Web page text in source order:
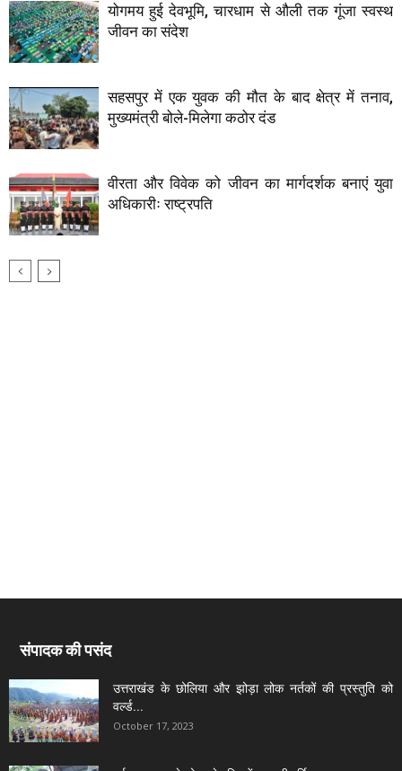
योगमय हुई देवभूमि, चारधाम से औली तक गूंजा स्वस्थ
जीवन का संदेश
सहसपुर में एक युवक की मौत के बाद क्षेत्र में तनाव,
मुख्यमंत्री बोले-मिलेगा कठोर दंड
वीरता और विवेक को जीवन का मार्गदर्शक बनाएं युवा
अधिकारीः राष्ट्रपति
संपादक की पसंद
उत्तराखंड के छोलिया और झोड़ा लोक नर्तकों की प्रस्तुति को
वर्ल्ड...
October 17, 2023